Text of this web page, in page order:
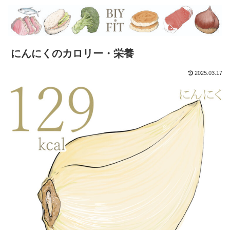
にんにくのカロリー・栄養
2025.03.17